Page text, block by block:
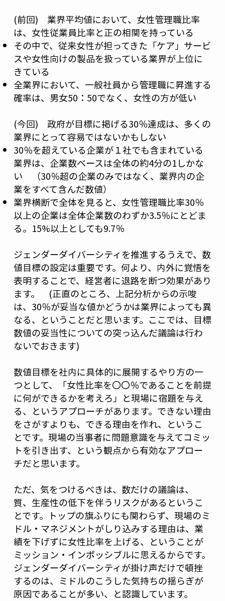
(前回) 業界平均値において、女性管理職比率
は、女性従業員比率と正の相関を持っている
その中で、従来女性が担ってきた「ケア」サービ
スや女性向けの製品を扱っている業界が上位に
きている
全業界において、一般社員から管理職に昇進する
確率は、男女50：50でなく、女性の方が低い
(今回) 政府が目標に掲げる30％達成は、多くの
業界にとって容易ではないかもしない
30％を超えている企業が１社でも含まれている
業界は、企業数ベースは全体の約4分の1しかな
い （30％超の企業のみではなく、業界内の企
業をすべて含んだ数値）
業界横断で全体を見ると、女性管理職比率30％
以上の企業は全体企業数のわずか3.5％にとどま
る。15%以上としても9.7％
ジェンダーダイバーシティを推進するうえで、数
値目標の設定は重要です。何より、内外に覚悟を
表明することで、経営者に退路を断つ効果があり
ます。 (正直のところ、上記分析からの示唆
は、30％が妥当な値かどうかは業界によっても異
なる、ということだと思います。ここでは、目標
数値の妥当性についての突っ込んだ議論は行わ
ないでおきます)
数値目標を社内に具体的に展開するやり方の一
つとして、「女性比率を〇〇％であることを前提
に何ができるかを考えろ」と現場に宿題を与え
る、というアプローチがあります。できない理由
をさがすよりも、できる理由を作れ、というこ
とです。現場の当事者に問題意識を与えてコミッ
トを引き出す、という観点から有効なアプロー
チだと思います。
ただ、気をつけるべきは、数だけの議論は、
質、生産性の低下を伴うリスクがあるというこ
とです。トップの旗ふりにも関わらず、現場のミ
ドル・マネジメントがしり込みする理由は、業
績を下げずに女性比率を上げる、ということが
ミッション・インポッシブルに思えるからです。
ジェンダーダイバーシティが掛け声だけで頓挫
するのは、ミドルのこうした気持ちの揺らぎが
原因であることが多い、と認識しています。